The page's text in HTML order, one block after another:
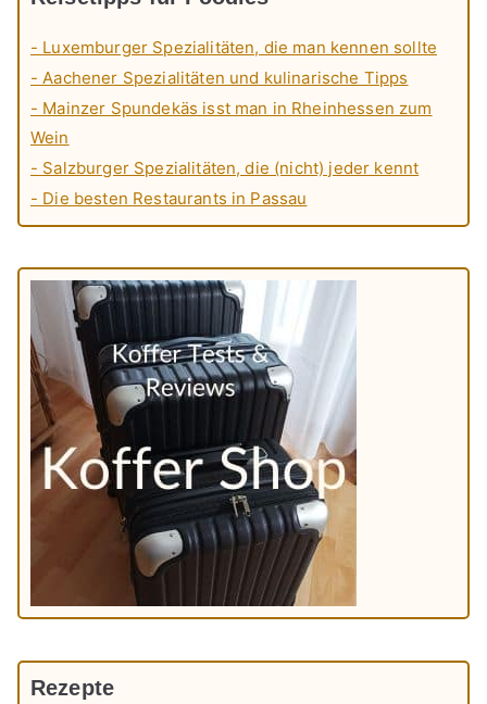
- Luxemburger Spezialitäten, die man kennen sollte
- Aachener Spezialitäten und kulinarische Tipps
- Mainzer Spundekäs isst man in Rheinhessen zum
Wein
- Salzburger Spezialitäten, die (nicht) jeder kennt
- Die besten Restaurants in Passau
Rezepte